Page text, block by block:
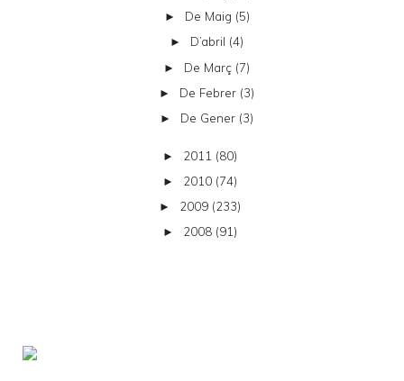
► De Maig (5)
► D’abril (4)
► De Març (7)
► De Febrer (3)
► De Gener (3)
► 2011 (80)
► 2010 (74)
► 2009 (233)
► 2008 (91)